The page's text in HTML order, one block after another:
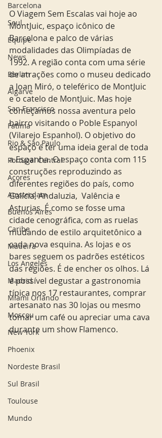
Barcelona
Seul
Equipe
News
Berlim
Algarve
San Francisco
Fatima
Rio & São Paulo
Portugal Central
Açores
Amsterdam
Buenos Aires
Caribe
Madeira
Los Angeles
Madrid
Miami Orlando
Moscou
New York
Phoenix
Nordeste Brasil
Sul Brasil
Toulouse
Mundo
O Viagem Sem Escalas vai hoje ao
MontJuic, espaço icônico de
Barcelona e palco de várias
modalidades das Olimpíadas de
1992. A região conta com uma série
de atrações como o museu dedicado
a Joan Miró, o teleférico de MontJuic
e o catelo de MontJuic. Mas hoje
começamos nossa aventura pelo
bairro visitando o Poble Espanyol
(Vilarejo Espanhol). O objetivo do
espaço é ter uma ideia geral de toda
a Espanha. O espaço conta com 115
construções reproduzindo as
diferentes regiões do país, como
Galícia, Andaluzia,  Valência e
Asturias. É como se fosse uma
cidade cenográfica, com as ruelas
mudando de estilo arquitetônico a
cada nova esquina. As lojas e os
bares seguem os padrões estéticos
das regiões. É de encher os olhos. Lá
é possível degustar a gastronomia
típica nos 17 restaurantes, comprar
artesanato nas 30 lojas ou mesmo
tomar um café ou apreciar uma cava
durante um show Flamenco.